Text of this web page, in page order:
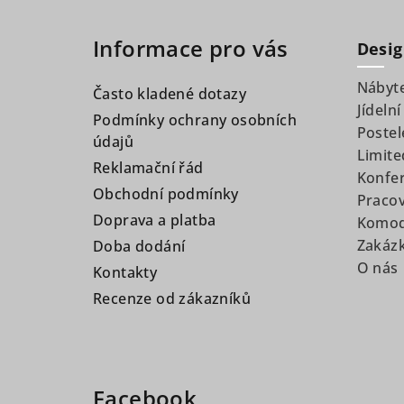
Informace pro vás
Často kladené dotazy
Podmínky ochrany osobních
údajů
Reklamační řád
Obchodní podmínky
Doprava a platba
Doba dodání
Kontakty
Recenze od zákazníků
O nás